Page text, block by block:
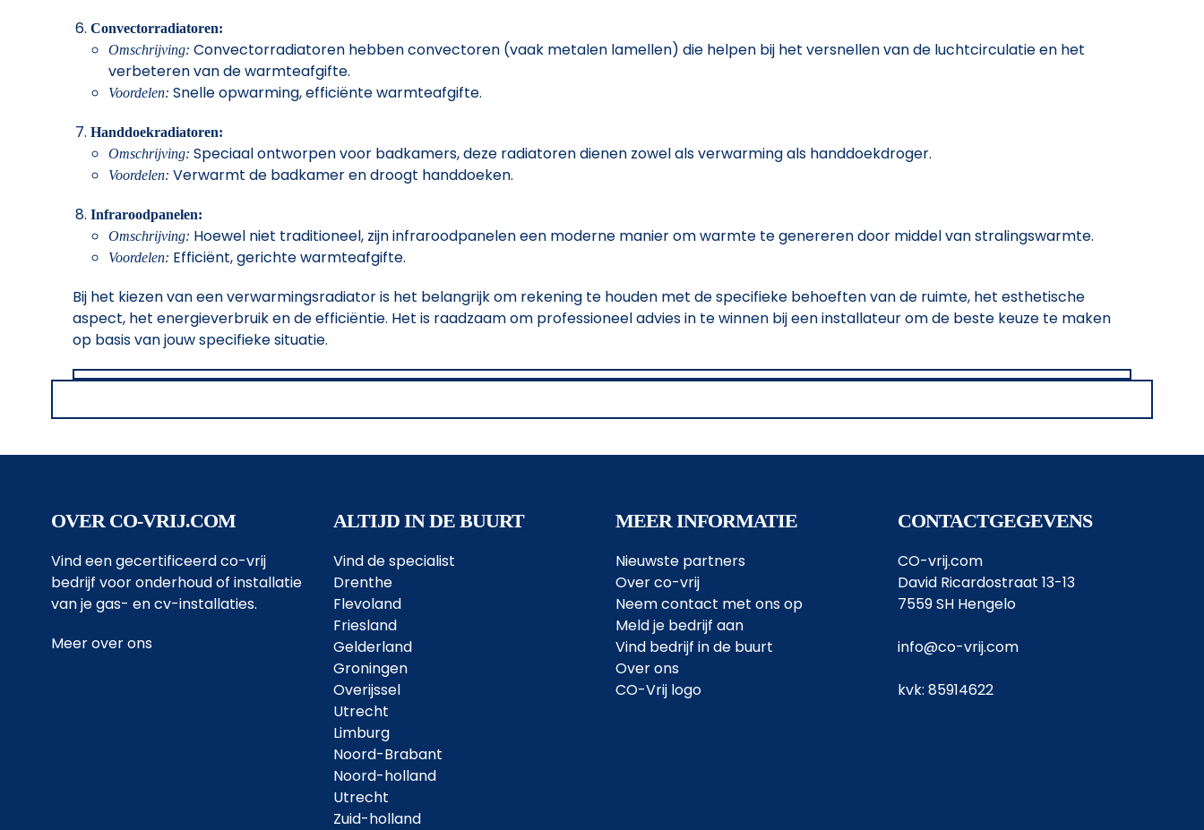
Convectorradiatoren:
Omschrijving: Convectorradiatoren hebben convectoren (vaak metalen lamellen) die helpen bij het versnellen van de luchtcirculatie en het
verbeteren van de warmteafgifte.
Voordelen: Snelle opwarming, efficiënte warmteafgifte.
Handdoekradiatoren:
Omschrijving: Speciaal ontworpen voor badkamers, deze radiatoren dienen zowel als verwarming als handdoekdroger.
Voordelen: Verwarmt de badkamer en droogt handdoeken.
Infraroodpanelen:
Omschrijving: Hoewel niet traditioneel, zijn infraroodpanelen een moderne manier om warmte te genereren door middel van stralingswarmte.
Voordelen: Efficiënt, gerichte warmteafgifte.
Bij het kiezen van een verwarmingsradiator is het belangrijk om rekening te houden met de specifieke behoeften van de ruimte, het esthetische
aspect, het energieverbruik en de efficiëntie. Het is raadzaam om professioneel advies in te winnen bij een installateur om de beste keuze te maken
op basis van jouw specifieke situatie.
OVER CO-VRIJ.COM
Vind een gecertificeerd co-vrij
bedrijf voor onderhoud of installatie
van je gas- en cv-installaties.
Meer over ons
ALTIJD IN DE BUURT
Vind de specialist
Drenthe
Flevoland
Friesland
Gelderland
Groningen
Overijssel
Utrecht
Limburg
Noord-Brabant
Noord-holland
Utrecht
Zuid-holland
MEER INFORMATIE
Nieuwste partners
Over co-vrij
Neem contact met ons op
Meld je bedrijf aan
Vind bedrijf in de buurt
Over ons
CO-Vrij logo
CONTACTGEGEVENS
CO-vrij.com
David Ricardostraat 13-13
7559 SH Hengelo
info@co-vrij.com
kvk: 85914622